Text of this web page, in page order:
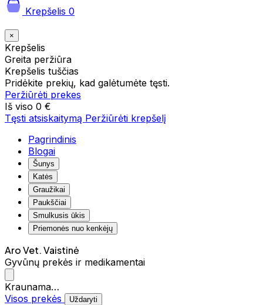
Krepšelis 0
×
Krepšelis
Greita peržiūra
Krepšelis tuščias
Pridėkite prekių, kad galėtumėte tęsti.
Peržiūrėti prekes
Iš viso 0 €
Tęsti atsiskaitymą Peržiūrėti krepšelį
Pagrindinis
Blogai
Šunys
Katės
Graužikai
Paukščiai
Smulkusis ūkis
Priemonės nuo kenkėjų
Aro Vet. Vaistinė
Gyvūnų prekės ir medikamentai
Kraunama…
Visos prekės
Uždaryti